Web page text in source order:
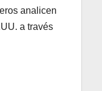
analicen
a través